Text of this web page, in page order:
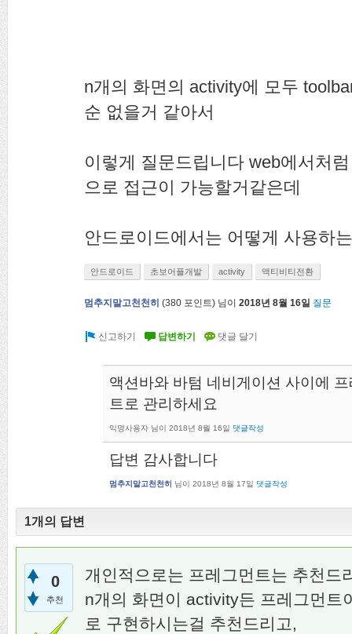
n개의 화면의 activity에 모두
순 없을거 같아서
이렇게 질문드립니다 web에서처
으로 접근이 가능할거같은데
안드로이드에서는 어떻게 사용하
안드로이드 초보어플개발 activity 액티비티전환
멈추지말고천천히 (380 포인트) 님이 2018년 8월 16일 질문
액션바와 바텀 네비게이션 사이에
트로 관리하세요
익명사용자 님이 2018년 8월 16일 댓글작성
답변 감사합
멈추지말고천천히 님이 2018년 8월 17일 댓글작성
1개의 답변
0
추천
개인적으로는 프레그먼트는 추천드
n개의 화면이 activity든 프레그먼트
로 구현하시는걸 추천드리고,